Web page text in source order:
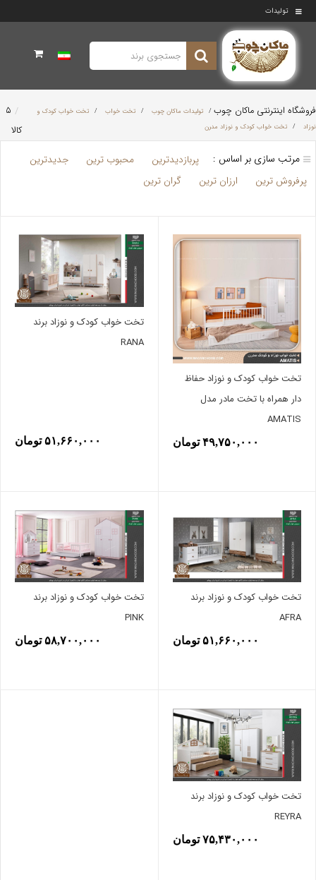
تولیدات
فروشگاه اینترنتی ماکان چوب / تولیدات ماکان چوب / تخت خواب / تخت خواب کودک و
نوزاد / تخت خواب کودک و نوزاد مدرن
۵
کالا
مرتب سازی بر اساس : پربازدیدترین محبوب ترین
جدیدترین
پرفروش ترین
ارزان ترین گران ترین
تخت خواب کودک و نوزاد حفاظ
دار همراه با تخت مادر مدل
AMATIS
۴۹,۷۵۰,۰۰۰ تومان
تخت خواب کودک و نوزاد برند
RANA
۵۱,۶۶۰,۰۰۰ تومان
تخت خواب کودک و نوزاد برند
AFRA
۵۱,۶۶۰,۰۰۰ تومان
تخت خواب کودک و نوزاد برند
PINK
۵۸,۷۰۰,۰۰۰ تومان
تخت خواب کودک و نوزاد برند
REYRA
۷۵,۴۳۰,۰۰۰ تومان